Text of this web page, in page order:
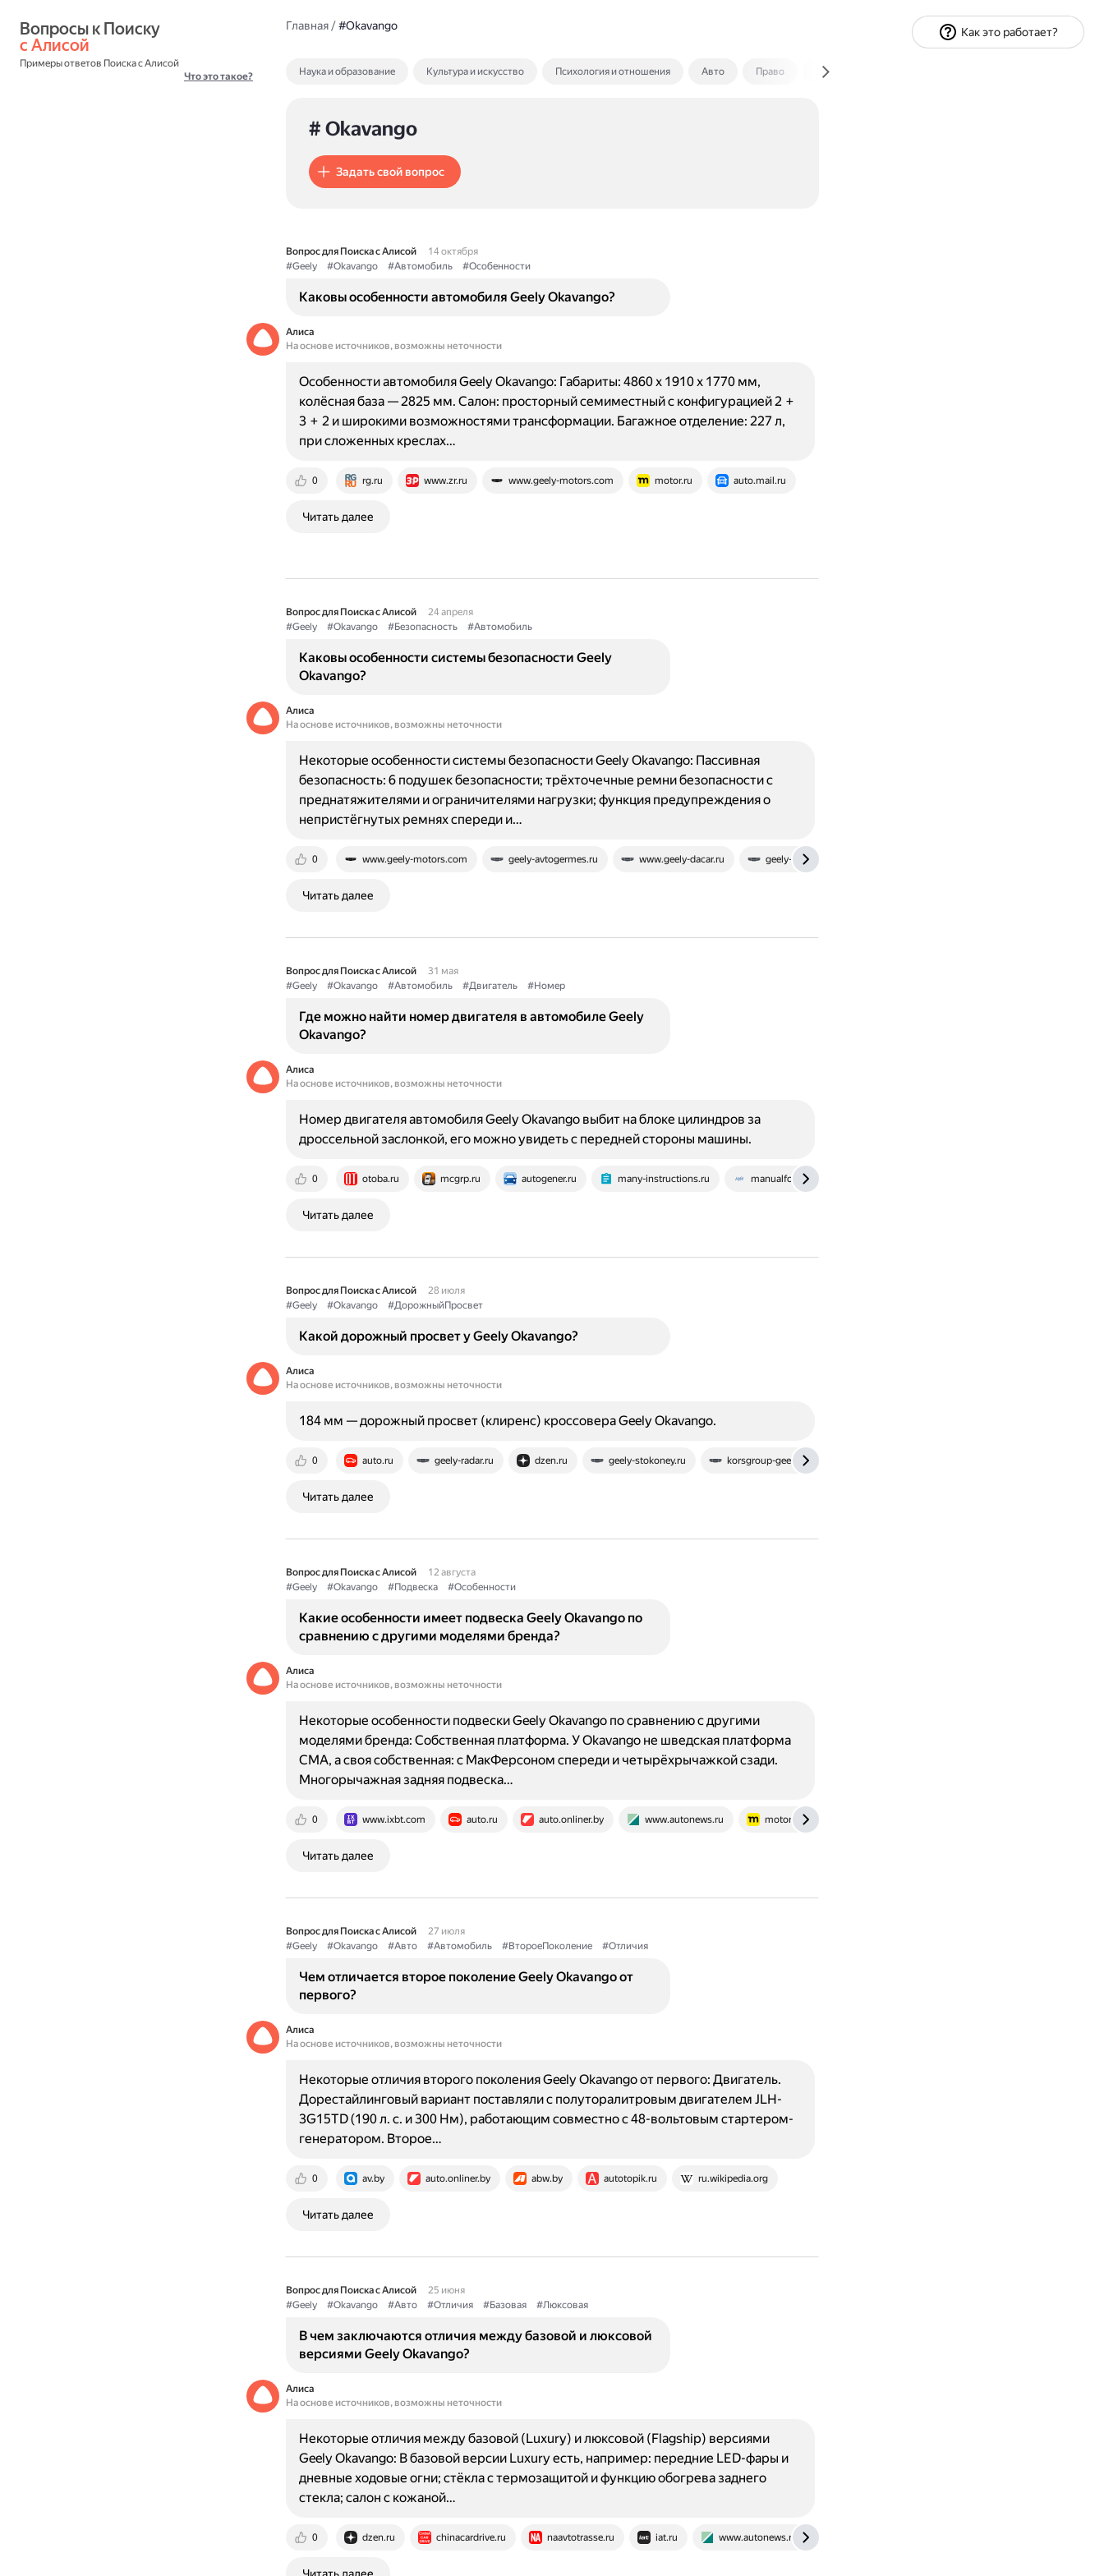
с Алисой
Примеры ответов Поиска с Алисой
Что это такое?
Главная/#Okavango
Наука и образование Культура и искусство Психология и отношения Авто Право Экономика и финансы
# Okavango
Задать свой вопрос
Вопрос для Поиска с Алисой
14 октября
#Geely
#Okavango #Автомобиль #Особенности
Каковы особенности автомобиля Geely Okavango?
Алиса
На основе источников, возможны неточности
0 rg.ru www.zr.ru www.geely-motors.com motor.ru auto.mail.ru
Особенности автомобиля Geely Okavango: Габариты: 4860 х 1910 х 1770 мм,
колёсная база — 2825 мм. Салон: просторный семиместный с конфигурацией 2 +
3 + 2 и широкими возможностями трансформации. Багажное отделение: 227 л,
при сложенных креслах…
Читать далее
Вопрос для Поиска с Алисой
24 апреля
#Geely
#Okavango #Безопасность #Автомобиль
Каковы особенности системы безопасности Geely
Okavango?
Алиса
На основе источников, возможны неточности
0 www.geely-motors.com geely-avtogermes.ru www.geely-dacar.ru geely-bc.ru
Некоторые особенности системы безопасности Geely Okavango: Пассивная
безопасность: 6 подушек безопасности; трёхточечные ремни безопасности с
преднатяжителями и ограничителями нагрузки; функция предупреждения о
непристёгнутых ремнях спереди и…
Читать далее
Вопрос для Поиска с Алисой
31 мая
#Geely
#Okavango #Автомобиль #Двигатель #Номер
Где можно найти номер двигателя в автомобиле Geely
Okavango?
Алиса
На основе источников, возможны неточности
0 otoba.ru mcgrp.ru autogener.ru many-instructions.ru manualforauto.ru
Номер двигателя автомобиля Geely Okavango выбит на блоке цилиндров за
дроссельной заслонкой, его можно увидеть с передней стороны машины.
Читать далее
Вопрос для Поиска с Алисой
28 июля
#Geely
#Okavango #ДорожныйПросвет
Какой дорожный просвет у Geely Okavango?
Алиса
На основе источников, возможны неточности
0 auto.ru geely-radar.ru dzen.ru geely-stokoney.ru korsgroup-geely.ru
184 мм — дорожный просвет (клиренс) кроссовера Geely Okavango.
Читать далее
Вопрос для Поиска с Алисой
12 августа
#Geely
#Okavango #Подвеска #Особенности
Какие особенности имеет подвеска Geely Okavango по
сравнению с другими моделями бренда?
Алиса
На основе источников, возможны неточности
0 www.ixbt.com auto.ru auto.onliner.by www.autonews.ru motor.ru
Некоторые особенности подвески Geely Okavango по сравнению с другими
моделями бренда: Собственная платформа. У Okavango не шведская платформа
CMA, а своя собственная: с МакФерсоном спереди и четырёхрычажкой сзади.
Многорычажная задняя подвеска…
Читать далее
Вопрос для Поиска с Алисой
27 июля
#Geely
#Okavango #Авто #Автомобиль #ВтороеПоколение #Отличия
Чем отличается второе поколение Geely Okavango от
первого?
Алиса
На основе источников, возможны неточности
0 av.by auto.onliner.by abw.by autotopik.ru ru.wikipedia.org
Некоторые отличия второго поколения Geely Okavango от первого: Двигатель.
Дорестайлинговый вариант поставляли с полуторалитровым двигателем JLH-
3G15TD (190 л. с. и 300 Нм), работающим совместно с 48-вольтовым стартером-
генератором. Второе…
Читать далее
Вопрос для Поиска с Алисой
25 июня
#Geely
#Okavango #Авто #Отличия #Базовая #Люксовая
В чем заключаются отличия между базовой и люксовой
версиями Geely Okavango?
Алиса
На основе источников, возможны неточности
0 dzen.ru chinacardrive.ru naavtotrasse.ru iat.ru www.autonews.ru
Некоторые отличия между базовой (Luxury) и люксовой (Flagship) версиями
Geely Okavango: В базовой версии Luxury есть, например: передние LED-фары и
дневные ходовые огни; стёкла с термозащитой и функцию обогрева заднего
стекла; салон с кожаной…
Как это работает?